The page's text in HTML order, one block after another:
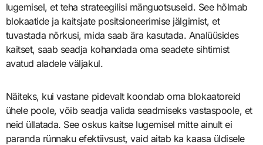
lugemisel, et teha strateegilisi mänguotsuseid. See hõlmab
blokaatide ja kaitsjate positsioneerimise jälgimist, et
tuvastada nõrkusi, mida saab ära kasutada. Analüüsides
kaitset, saab seadja kohandada oma seadete sihtimist
avatud aladele väljakul.
Näiteks, kui vastane pidevalt koondab oma blokaatoreid
ühele poole, võib seadja valida seadmiseks vastaspoole, et
neid üllatada. See oskus kaitse lugemisel mitte ainult ei
paranda rünnaku efektiivsust, vaid aitab ka kaasa üldisele